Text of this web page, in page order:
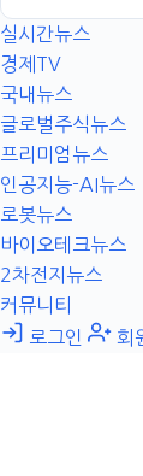
실시간뉴스
경제TV
국내뉴스
글로벌주식뉴스
프리미엄뉴스
인공지능-AI뉴스
로봇뉴스
바이오테크뉴스
2차전지뉴스
커뮤니티
로그인
회